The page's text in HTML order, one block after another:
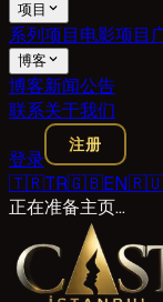
项目
系列项目电影项目
博客
博客新闻公告
联系关于我们
登录
注册
🇹🇷TR🇬🇧EN🇷🇺
正在准备主页…